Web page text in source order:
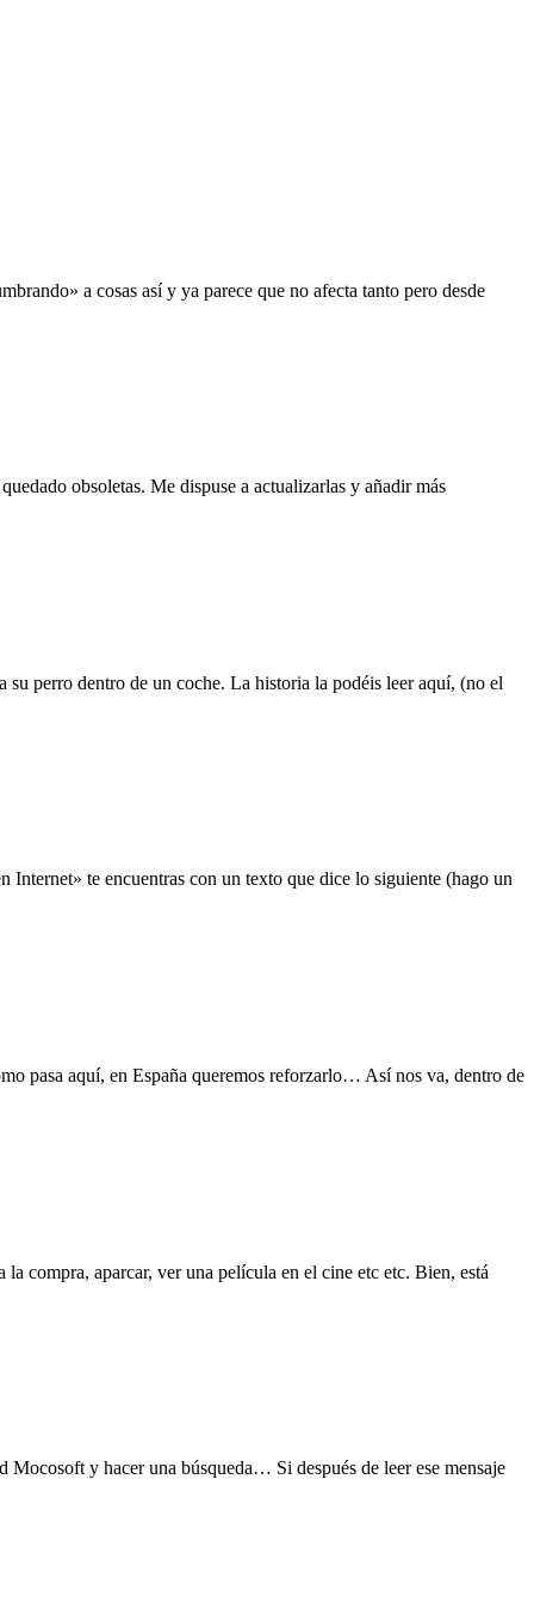
a cosas así y ya parece que no afecta tanto pero desde
obsoletas. Me dispuse a actualizarlas y añadir más
perro dentro de un coche. La historia la podéis leer aquí, (no el
te encuentras con un texto que dice lo siguiente (hago un
pasa aquí, en España queremos reforzarlo… Así nos va, dentro de
compra, aparcar, ver una película en el cine etc etc. Bien, está
y hacer una búsqueda… Si después de leer ese mensaje